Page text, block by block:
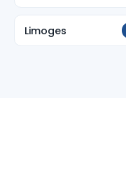
Limoges